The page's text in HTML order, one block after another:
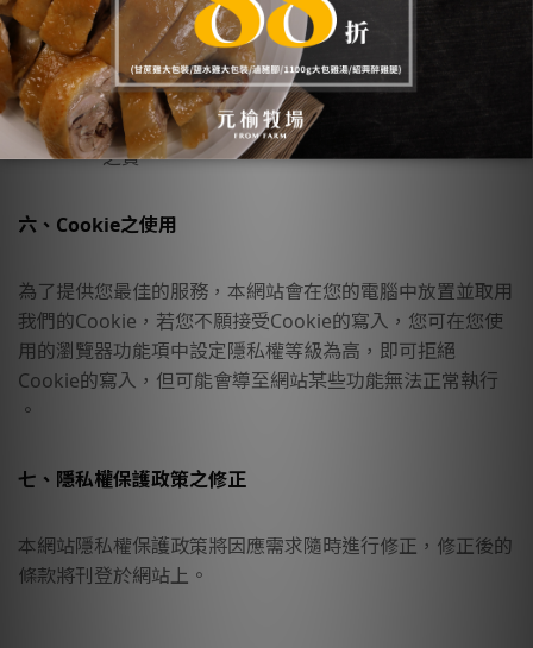
資料是為了辨識、聯絡或採取法律行動所必要
者。
有利於您的權益。
本網站委託廠商協助蒐集、處理或利用您的個
人資料時，將對委外廠商或個人善盡監督管理
之責。
六、Cookie之使用
為了提供您最佳的服務，本網站會在您的電腦中放置並取用
我們的Cookie，若您不願接受Cookie的寫入，您可在您使
用的瀏覽器功能項中設定隱私權等級為高，即可拒絕
Cookie的寫入，但可能會導至網站某些功能無法正常執行
。
七、隱私權保護政策之修正
本網站隱私權保護政策將因應需求隨時進行修正，修正後的
條款將刊登於網站上。